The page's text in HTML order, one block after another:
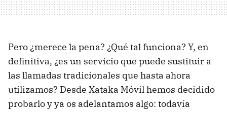
Pero ¿merece la pena? ¿Qué tal funciona? Y, en
definitiva, ¿es un servicio que puede sustituir a
las llamadas tradicionales que hasta ahora
utilizamos? Desde Xataka Móvil hemos decidido
probarlo y ya os adelantamos algo: todavía